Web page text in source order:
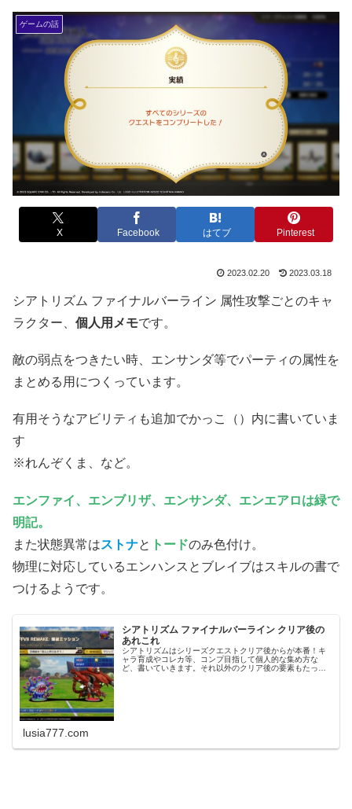
ゲームの話
X Facebook はてブ Pinterest
2023.02.20 2023.03.18
シアトリズム ファイナルバーライン 属性攻撃ごとのキャ
ラクター、 個人用メモです。
敵の弱点をつきたい時、エンサンダ等でパーティの属性を
まとめる用につくっています。
有用そうなアビリティも追加でかっこ（）内に書いていま
す
※れんぞくま、など。
エンファイ、エンブリザ、エンサンダ、エンエアロは緑で
明記。
また状態異常はストナと トードのみ色付け。
物理に対応しているエンハンスとブレイブはスキルの書で
つけるようです。
シアトリズム ファイナルバーライン クリア後の
あれこれ
シアトリズムはシリーズクエストクリア後からが本番！キ
ャラ育成やコレカ等、コンプ目指して個人的な集め方な
ど、書いていきます。それ以外のクリア後の要素もたっぷ
lusia777.com